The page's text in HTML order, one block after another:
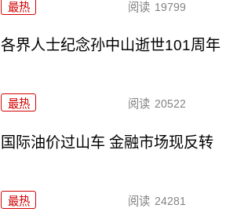
最热 阅读 19799
各界人士纪念孙中山逝世101周年
最热 阅读 20522
国际油价过山车 金融市场现反转
最热 阅读 24281